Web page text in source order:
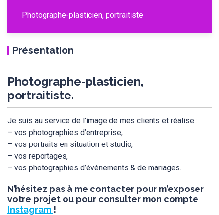
Photographe-plasticien, portraitiste
Présentation
Photographe-plasticien,
portraitiste.
Je suis au service de l’image de mes clients et réalise :
– vos photographies d’entreprise,
– vos portraits en situation et studio,
– vos reportages,
– vos photographies d’événements & de mariages.
N’hésitez pas à me contacter pour m’exposer
votre projet ou pour consulter mon compte
Instagram !